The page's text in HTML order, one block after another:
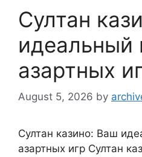
Султан
идеальный
азартных
August 5, 2026 by
Султан казино: Ваш
азартных игр Султан